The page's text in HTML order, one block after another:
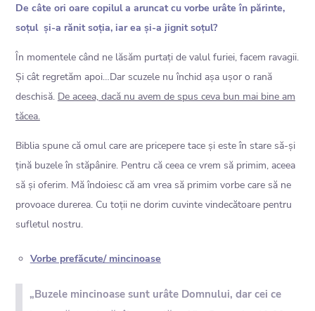
De câte ori oare copilul a aruncat cu vorbe urâte în părinte,
soțul și-a rănit soția, iar ea și-a jignit soțul?
În momentele când ne lăsăm purtați de valul furiei, facem ravagii.
Și cât regretăm apoi…Dar scuzele nu închid așa ușor o rană
deschisă. De aceea, dacă nu avem de spus ceva bun mai bine am
tăcea.
Biblia spune că omul care are pricepere tace și este în stare să-și
țină buzele în stăpânire. Pentru că ceea ce vrem să primim, aceea
să și oferim. Mă îndoiesc că am vrea să primim vorbe care să ne
provoace durerea. Cu toții ne dorim cuvinte vindecătoare pentru
sufletul nostru.
Vorbe prefăcute/ mincinoase
„Buzele mincinoase sunt urâte Domnului, dar cei ce